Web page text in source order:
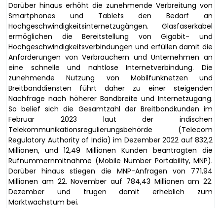
Darüber hinaus erhöht die zunehmende Verbreitung von
Smartphones und Tablets den Bedarf an
Hochgeschwindigkeitsinternetzugängen. Glasfaserkabel
ermöglichen die Bereitstellung von Gigabit- und
Hochgeschwindigkeitsverbindungen und erfüllen damit die
Anforderungen von Verbrauchern und Unternehmen an
eine schnelle und nahtlose Internetverbindung. Die
zunehmende Nutzung von Mobilfunknetzen und
Breitbanddiensten führt daher zu einer steigenden
Nachfrage nach höherer Bandbreite und Internetzugang.
So belief sich die Gesamtzahl der Breitbandkunden im
Februar 2023 laut der indischen
Telekommunikationsregulierungsbehörde (Telecom
Regulatory Authority of India) im Dezember 2022 auf 832,2
Millionen, und 12,49 Millionen Kunden beantragten die
Rufnummernmitnahme (Mobile Number Portability, MNP).
Darüber hinaus stiegen die MNP-Anfragen von 771,94
Millionen am 22. November auf 784,43 Millionen am 22.
Dezember und trugen damit erheblich zum
Marktwachstum bei.